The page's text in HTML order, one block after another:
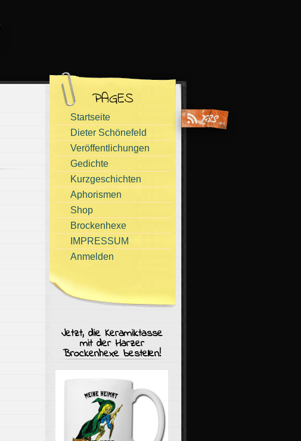
PAGES
Startseite
Dieter Schönefeld
Veröffentlichungen
Gedichte
Kurzgeschichten
Aphorismen
Shop
Brockenhexe
IMPRESSUM
Anmelden
Jetzt, die Keramiktasse
mit der Harzer
Brockenhexe bestellen!